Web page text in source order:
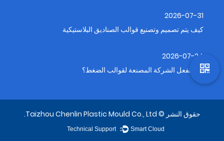
2026-07-31
كيف يتم تصميم وتصنيع قوالب الصناديق البلاستيكية
2026-07-24
ماذا تفعل الشركة المصنعة لقوالب الضغط؟
حقوق النشر © Taizhou Chenlin Plastic Mould Co., Ltd.
Technical Support ： Smart Cloud